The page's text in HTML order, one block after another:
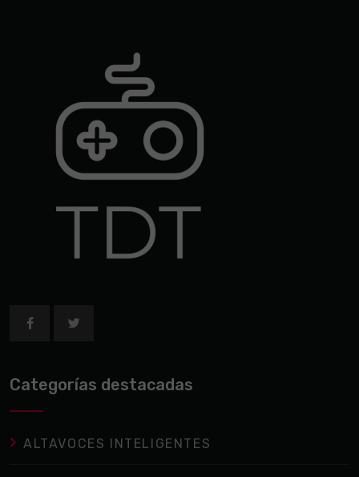
Categorías destacadas
ALTAVOCES INTELIGENTES